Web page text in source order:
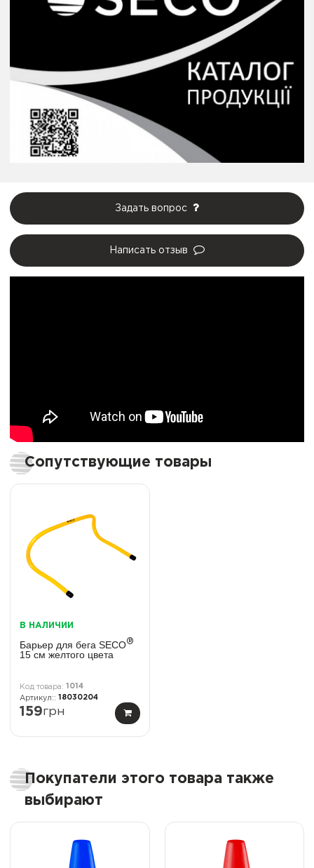
Задать вопрос
Написать отзыв
Сопутствующие товары
В НАЛИЧИИ
Барьер для бега SECO®
15 см желтого цвета
1014
18030204
159грн
Покупатели этого товара также
выбирают